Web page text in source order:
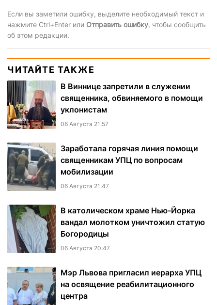
Если вы заметили ошибку, выделите необходимый текст и
нажмите Ctrl+Enter или Отправить ошибку, чтобы сообщить
об этом редакции.
ЧИТАЙТЕ ТАКЖЕ
В Виннице запретили в служении
священника, обвиняемого в помощи
уклонистам
06 Августа 21:57
Заработала горячая линия помощи
священникам УПЦ по вопросам
мобилизации
06 Августа 21:47
В католическом храме Нью-Йорка
вандал молотком уничтожил статую
Богородицы
06 Августа 20:47
Мэр Львова пригласил иерарха УПЦ
на освящение реабилитационного
центра